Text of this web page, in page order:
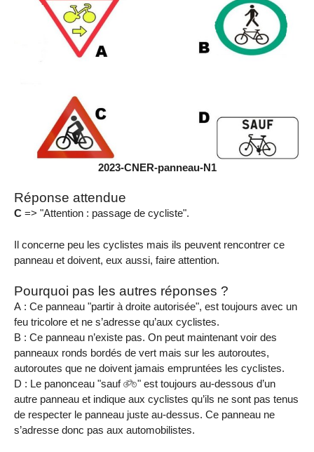
2023-CNER-panneau-N1
Réponse attendue
C => "Attention : passage de cycliste".
Il concerne peu les cyclistes mais ils peuvent rencontrer ce
panneau et doivent, eux aussi, faire attention.
Pourquoi pas les autres réponses ?
A : Ce panneau "partir à droite autorisée", est toujours avec un
feu tricolore et ne s’adresse qu’aux cyclistes.
B : Ce panneau n’existe pas. On peut maintenant voir des
panneaux ronds bordés de vert mais sur les autoroutes,
autoroutes que ne doivent jamais empruntées les cyclistes.
D : Le panonceau "sauf
" est toujours au-dessous d’un
autre panneau et indique aux cyclistes qu’ils ne sont pas tenus
de respecter le panneau juste au-dessus. Ce panneau ne
s’adresse donc pas aux automobilistes.